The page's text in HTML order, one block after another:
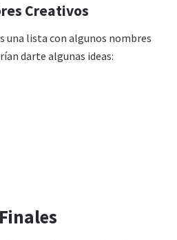
Creativos
una lista con algunos nombres
darte algunas ideas: